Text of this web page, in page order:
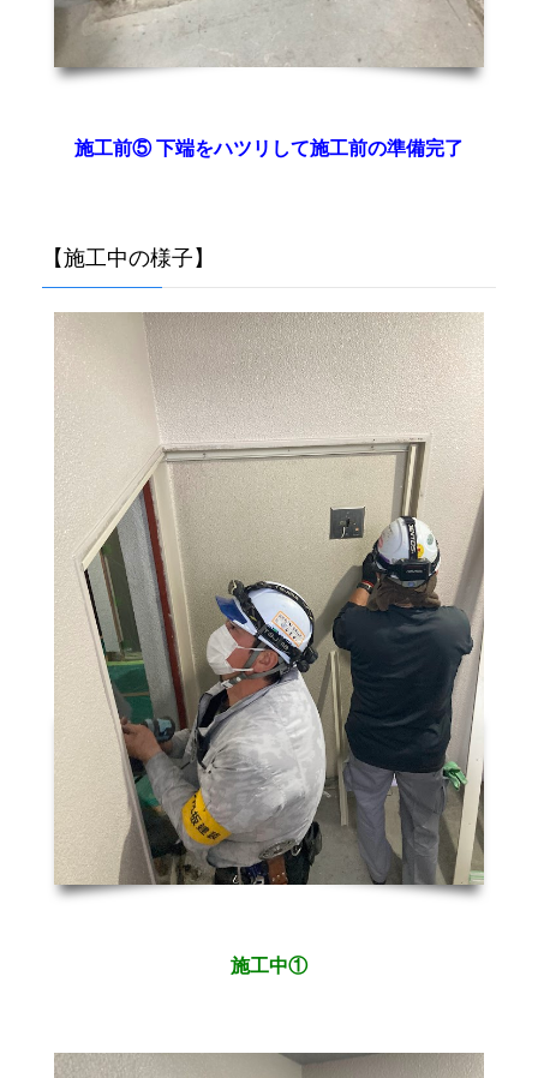
施工前⑤ 下端をハツリして施工前の準備完了
【施工中の様子】
施工中①